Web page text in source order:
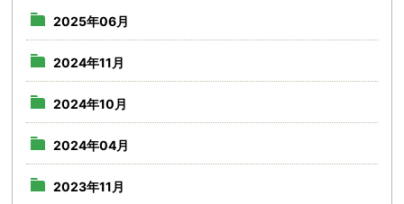
2025年06月
2024年11月
2024年10月
2024年04月
2023年11月